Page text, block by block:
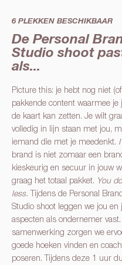
6 PLEKKEN BESCHIKBAAR
De Personal
Studio shoot
als...
Picture this: je hebt nog niet
pakkende content waarmee je
de kaart kan zetten. Je wilt
volledig in lijn staan met jou,
iemand die met je meedenkt.
brand is niet zomaar een
kieskeurig en secuur in jouw
graag het totaal pakket. You
less.Tijdens de Personal
Studio shoot leggen we jou en
aspecten als ondernemer vast.
samenwerking zorgen we
goede hoeken vinden en
poseren.Tijdens deze 1 uur